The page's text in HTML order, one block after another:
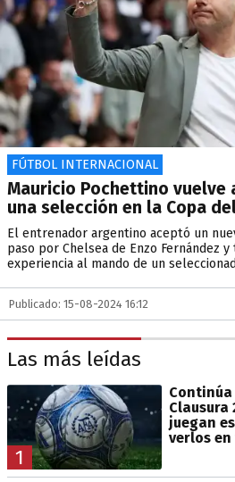
FÚTBOL INTERNACIONAL
Mauricio Pochettino vuelve
una selección en la Copa
El entrenador argentino aceptó un
paso por Chelsea de Enzo Fernández
experiencia al mando de un
Publicado: 15-08-2024 16:12
Las más leídas
1
Continúa
Clausura
juegan
verlos en